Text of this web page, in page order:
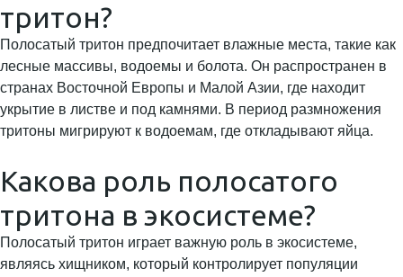
тритон?
Полосатый тритон предпочитает влажные места, такие как
лесные массивы, водоемы и болота. Он распространен в
странах Восточной Европы и Малой Азии, где находит
укрытие в листве и под камнями. В период размножения
тритоны мигрируют к водоемам, где откладывают яйца.
Какова роль полосатого
тритона в экосистеме?
Полосатый тритон играет важную роль в экосистеме,
являясь хищником, который контролирует популяции